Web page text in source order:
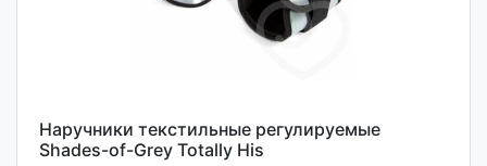
Наручники текстильные регулируемые
Shades-of-Grey Totally His